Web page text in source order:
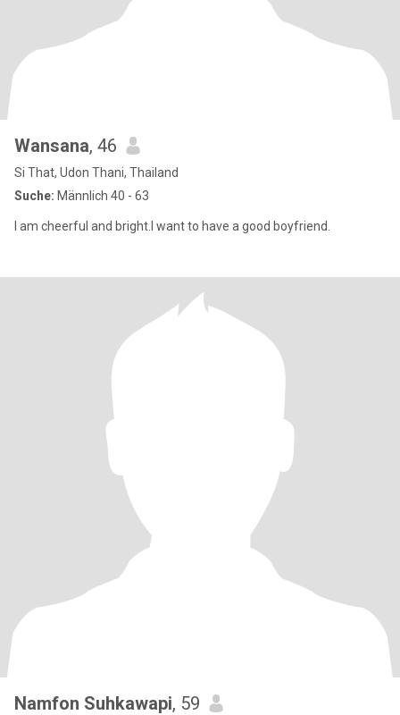
Wansana, 46
Si That, Udon Thani, Thailand
Suche: Männlich 40 - 63
I am cheerful and bright.I want to have a good boyfriend.
Namfon Suhkawapi, 59